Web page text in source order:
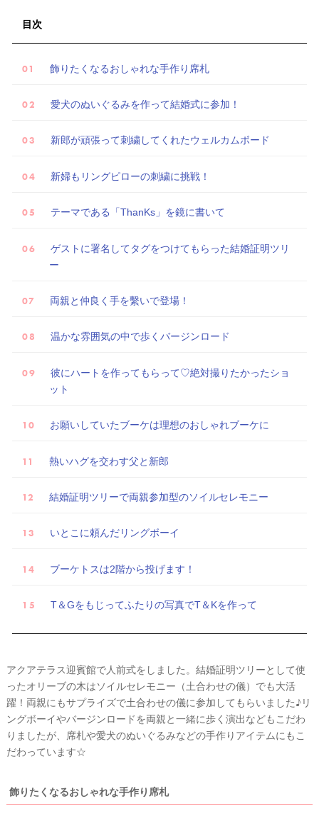
目次
飾りたくなるおしゃれな手作り席札
愛犬のぬいぐるみを作って結婚式に参加！
新郎が頑張って刺繍してくれたウェルカムボード
新婦もリングピローの刺繍に挑戦！
テーマである「ThanKs」を鏡に書いて
ゲストに署名してタグをつけてもらった結婚証明ツリ
ー
両親と仲良く手を繫いで登場！
温かな雰囲気の中で歩くバージンロード
彼にハートを作ってもらって♡絶対撮りたかったショ
ット
お願いしていたブーケは理想のおしゃれブーケに
熱いハグを交わす父と新郎
結婚証明ツリーで両親参加型のソイルセレモニー
いとこに頼んだリングボーイ
ブーケトスは2階から投げます！
T＆Gをもじってふたりの写真でT＆Kを作って
アクアテラス迎賓館で人前式をしました。結婚証明ツリーとして使
ったオリーブの木はソイルセレモニー（土合わせの儀）でも大活
躍！両親にもサプライズで土合わせの儀に参加してもらいました♪リ
ングボーイやバージンロードを両親と一緒に歩く演出などもこだわ
りましたが、席札や愛犬のぬいぐるみなどの手作りアイテムにもこ
だわっています☆
飾りたくなるおしゃれな手作り席札
試
レ
ウ